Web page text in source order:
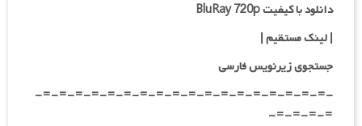
دانلود با کیفیت BluRay 720p
| لینک مستقیم|
جستجوی زیرنویس فارسی
-=-=-=-=-=-=-=-=-=-=-=-=-=-=-=-=-=-=-
=-=-=-=-